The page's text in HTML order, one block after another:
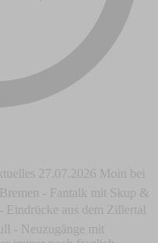
27.07.2026 Moin bei
- Fantalk mit Skup &
Eindrücke aus dem Zillertal
- Neuzugänge mit